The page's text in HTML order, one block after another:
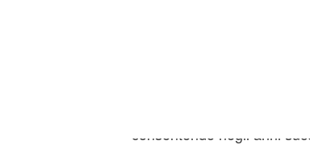
La prima sezione che
,
consentendo negli anni